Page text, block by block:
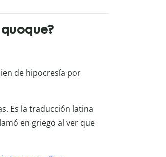
de hipocresía por
Es la traducción latina
en griego al ver que